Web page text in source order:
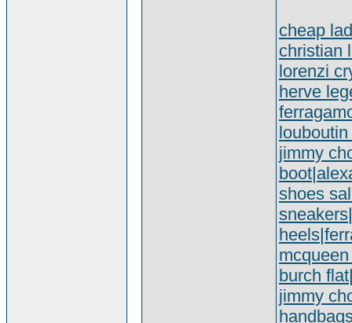
cheap
christian
lorenzi
herve
jimmy
boot|
shoes
sneakers|
heels|
burch flat
jimmy